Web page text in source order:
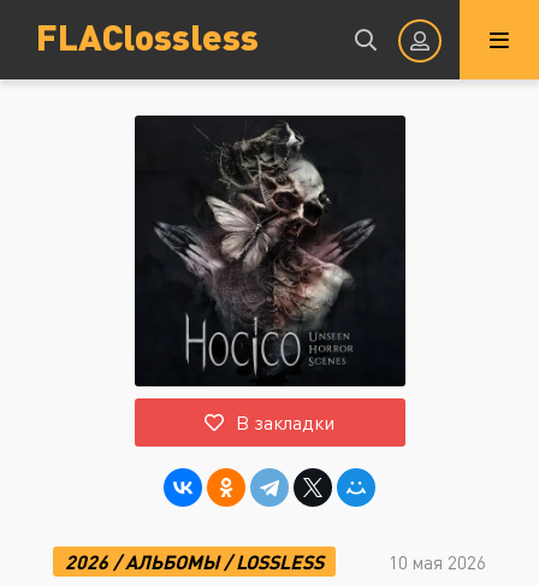
FLAClossless
ВОЙТИ НА САЙТ
Восстановить пароль
Или войти через
В закладки
2026 /АЛЬБОМЫ/LOSSLESS 10 мая 2026